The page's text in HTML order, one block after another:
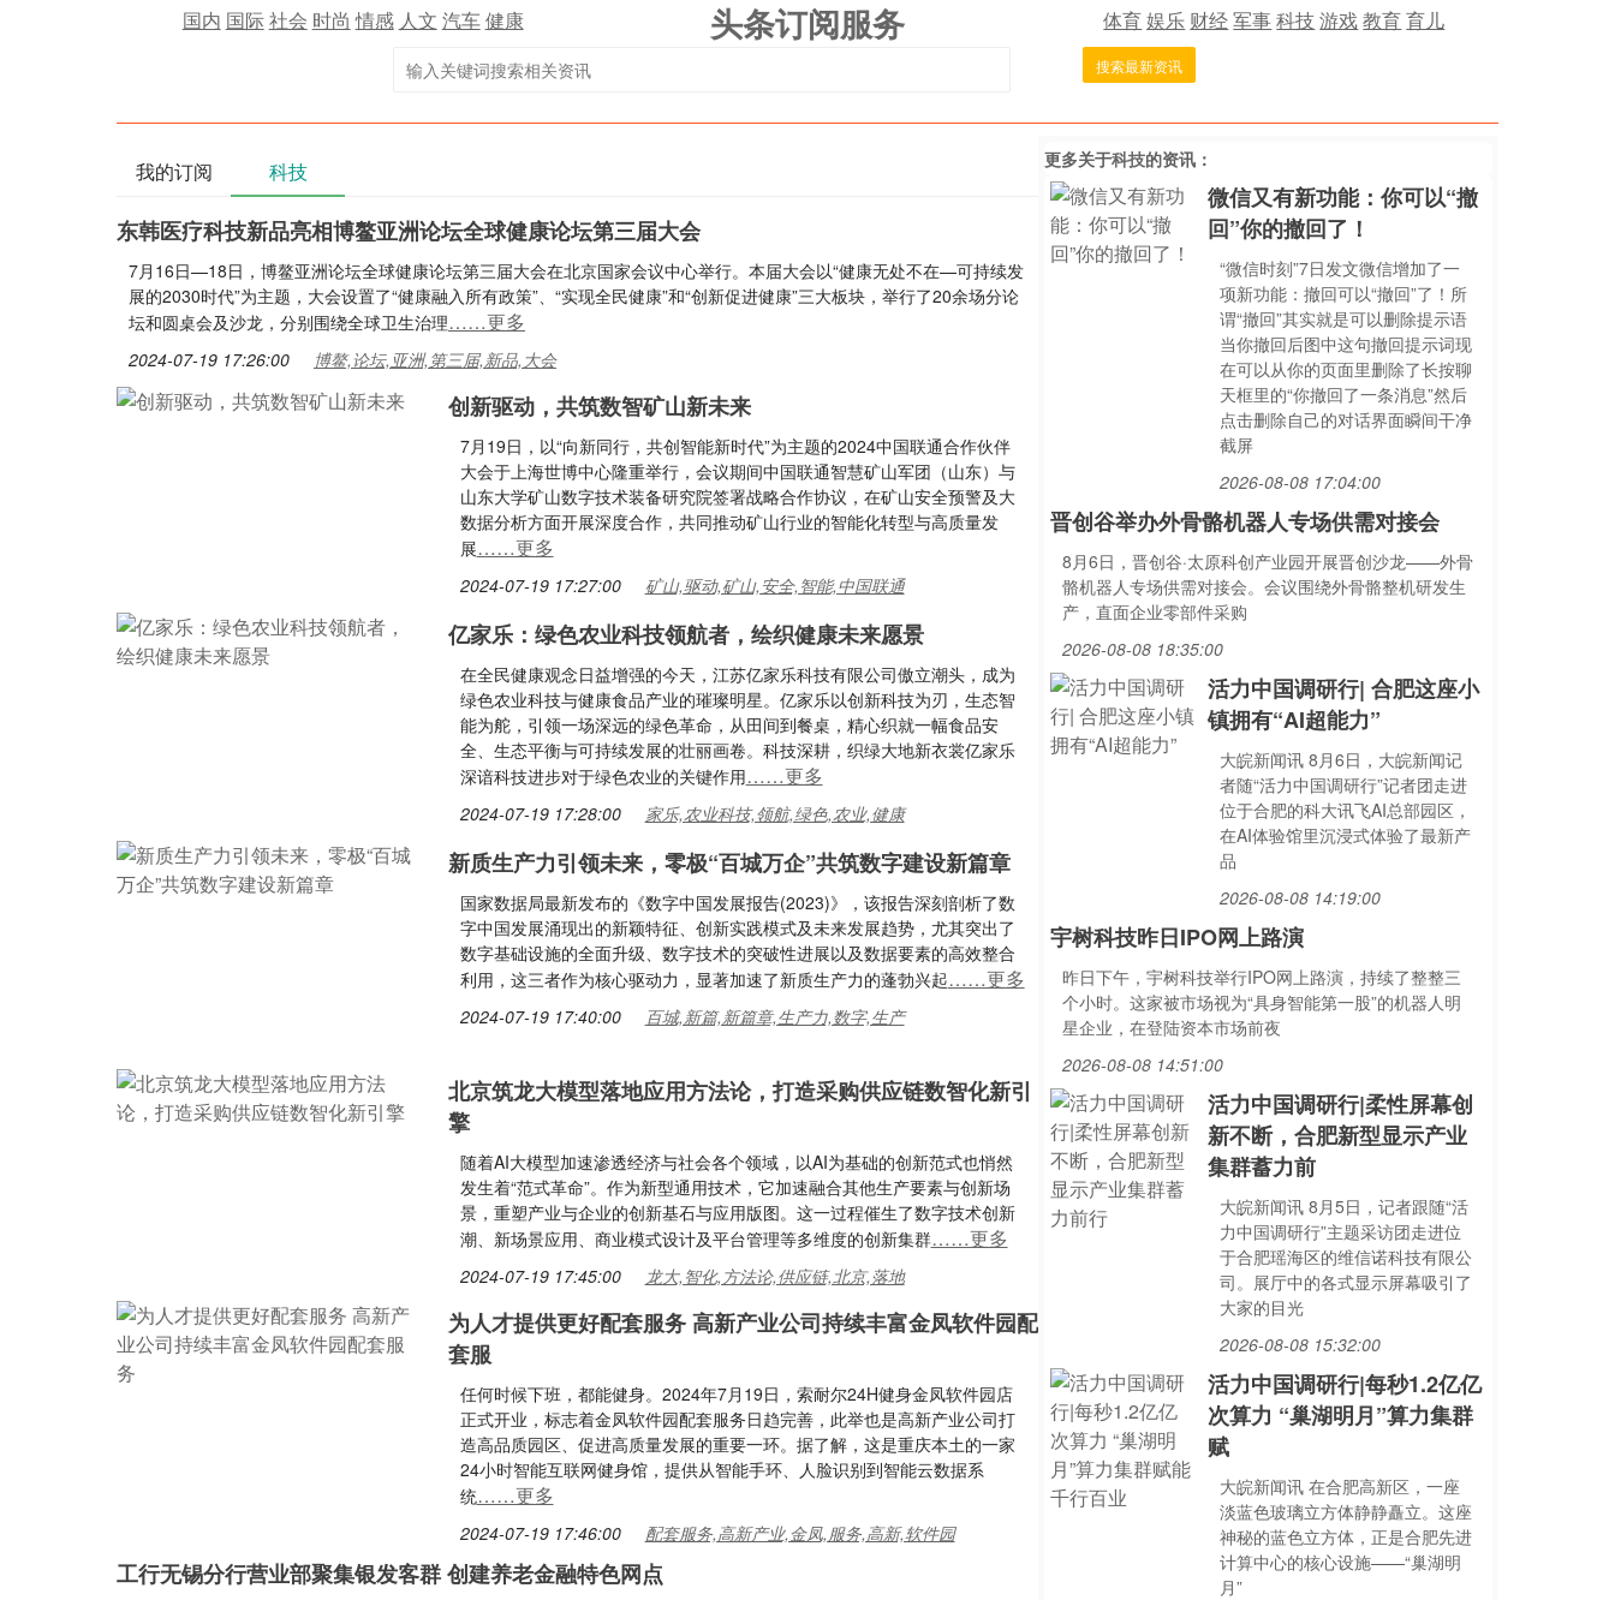
国内 国际社会 时尚 情感 人文 汽车健康 头条订阅服务 体育娱乐 财经军事科技游戏教育育儿
搜索最新资讯
我的订阅 科技
东韩医疗科技新品亮相博鳌亚洲论坛全球健康论坛第三届大会
7月16日—18日，博鳌亚洲论坛全球健康论坛第三届大会在北京国家会议中心举行。本届大会以“健康无处不在—可持续发
展的2030时代”为主题，大会设置了“健康融入所有政策”、“实现全民健康”和“创新促进健康”三大板块，举行了20余场分论
坛和圆桌会及沙龙，分别围绕全球卫生治理……更多
2024-07-19 17:26:00 博鳌,论坛,亚洲,第三届,新品,大会
创新驱动，共筑数智矿山新未来
7月19日，以“向新同行，共创智能新时代”为主题的2024中国联通合作伙伴
大会于上海世博中心隆重举行，会议期间中国联通智慧矿山军团（山东）与
山东大学矿山数字技术装备研究院签署战略合作协议，在矿山安全预警及大
数据分析方面开展深度合作，共同推动矿山行业的智能化转型与高质量发
展……更多
2024-07-19 17:27:00 矿山,驱动,矿山,安全,智能,中国联通
亿家乐：绿色农业科技领航者，绘织健康未来愿景
在全民健康观念日益增强的今天，江苏亿家乐科技有限公司傲立潮头，成为
绿色农业科技与健康食品产业的璀璨明星。亿家乐以创新科技为刃，生态智
能为舵，引领一场深远的绿色革命，从田间到餐桌，精心织就一幅食品安
全、生态平衡与可持续发展的壮丽画卷。科技深耕，织绿大地新衣裳亿家乐
深谙科技进步对于绿色农业的关键作用……更多
2024-07-19 17:28:00 家乐,农业科技,领航,绿色,农业,健康
新质生产力引领未来，零极“百城万企”共筑数字建设新篇章
国家数据局最新发布的《数字中国发展报告(2023)》，该报告深刻剖析了数
字中国发展涌现出的新颖特征、创新实践模式及未来发展趋势，尤其突出了
数字基础设施的全面升级、数字技术的突破性进展以及数据要素的高效整合
利用，这三者作为核心驱动力，显著加速了新质生产力的蓬勃兴起……更多
2024-07-19 17:40:00 百城,新篇,新篇章,生产力,数字,生产
北京筑龙大模型落地应用方法论，打造采购供应链数智化新引
擎
随着AI大模型加速渗透经济与社会各个领域，以AI为基础的创新范式也悄然
发生着“范式革命”。作为新型通用技术，它加速融合其他生产要素与创新场
景，重塑产业与企业的创新基石与应用版图。这一过程催生了数字技术创新
潮、新场景应用、商业模式设计及平台管理等多维度的创新集群……更多
2024-07-19 17:45:00 龙大,智化,方法论,供应链,北京,落地
为人才提供更好配套服务 高新产业公司持续丰富金凤软件园配
套服
任何时候下班，都能健身。2024年7月19日，索耐尔24H健身金凤软件园店
正式开业，标志着金凤软件园配套服务日趋完善，此举也是高新产业公司打
造高品质园区、促进高质量发展的重要一环。据了解，这是重庆本土的一家
24小时智能互联网健身馆，提供从智能手环、人脸识别到智能云数据系
统……更多
2024-07-19 17:46:00 配套服务,高新产业,金凤,服务,高新,软件园
工行无锡分行营业部聚集银发客群 创建养老金融特色网点
更多关于科技的资讯：
微信又有新功能：你可以“撤
回”你的撤回了！
“微信时刻”7日发文微信增加了一
项新功能：撤回可以“撤回”了！所
谓“撤回”其实就是可以删除提示语
当你撤回后图中这句撤回提示词现
在可以从你的页面里删除了长按聊
天框里的“你撤回了一条消息”然后
点击删除自己的对话界面瞬间干净
截屏
2026-08-08 17:04:00
晋创谷举办外骨骼机器人专场供需对接会
8月6日，晋创谷·太原科创产业园开展晋创沙龙——外骨
骼机器人专场供需对接会。会议围绕外骨骼整机研发生
产，直面企业零部件采购
2026-08-08 18:35:00
活力中国调研行| 合肥这座小
镇拥有“AI超能力”
大皖新闻讯 8月6日，大皖新闻记
者随“活力中国调研行”记者团走进
位于合肥的科大讯飞AI总部园区，
在AI体验馆里沉浸式体验了最新产
品
2026-08-08 14:19:00
宇树科技昨日IPO网上路演
昨日下午，宇树科技举行IPO网上路演，持续了整整三
个小时。这家被市场视为“具身智能第一股”的机器人明
星企业，在登陆资本市场前夜
2026-08-08 14:51:00
活力中国调研行|柔性屏幕创
新不断，合肥新型显示产业
集群蓄力前
大皖新闻讯 8月5日，记者跟随“活
力中国调研行”主题采访团走进位
于合肥瑶海区的维信诺科技有限公
司。展厅中的各式显示屏幕吸引了
大家的目光
2026-08-08 15:32:00
活力中国调研行|每秒1.2亿亿
次算力 “巢湖明月”算力集群
赋
大皖新闻讯 在合肥高新区，一座
淡蓝色玻璃立方体静静矗立。这座
神秘的蓝色立方体，正是合肥先进
计算中心的核心设施——“巢湖明
月”